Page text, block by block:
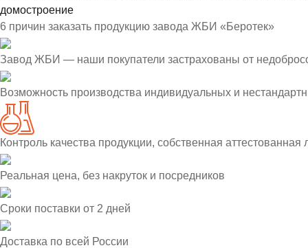
домостроение
6 причин заказать продукцию завода ЖБИ «Беротек»
Завод ЖБИ — наши покупатели застрахованы от
Возможность производства индивидуальных и
Контроль качества продукции, собственная аттестованная
Реальная цена, без накруток и посредников
Сроки поставки от 2 дней
Доставка по всей России